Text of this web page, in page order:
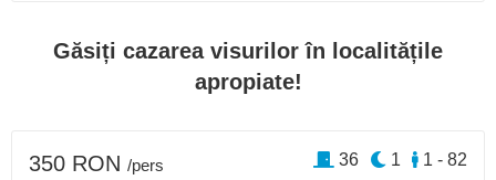
Găsiți cazarea visurilor în localitățile
apropiate!
350 RON /pers 1 - 82
1
36